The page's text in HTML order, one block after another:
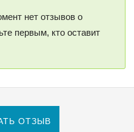
нет отзывов о
первым, кто оставит
ОТЗЫВ